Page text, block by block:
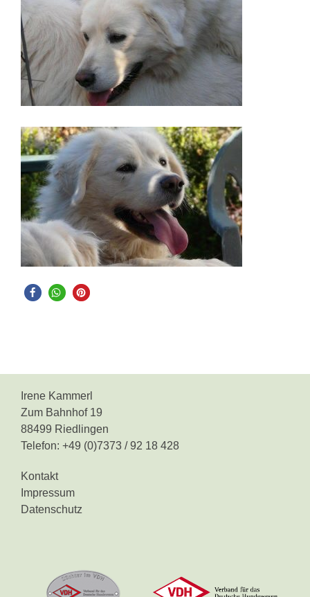
Irene Kammerl
Zum Bahnhof 19
88499 Riedlingen
Telefon: +49 (0)7373 / 92 18 428
Kontakt
Impressum
Datenschutz